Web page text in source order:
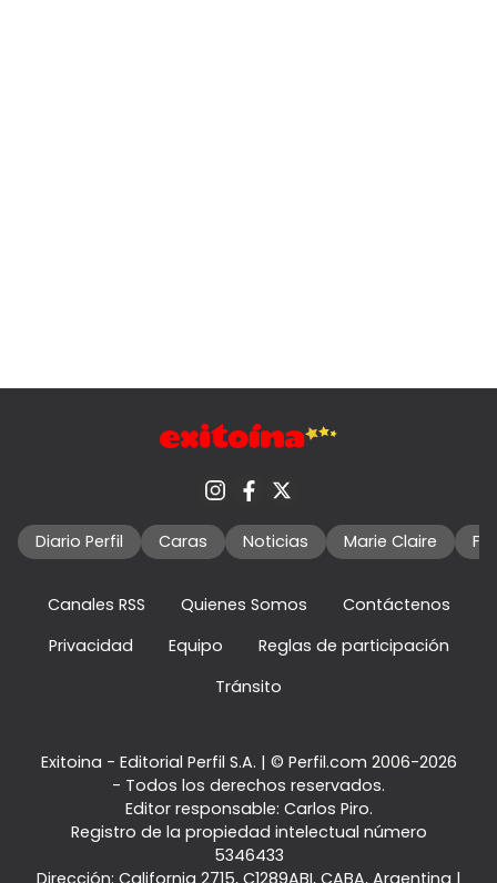
Diario Perfil Caras Noticias Marie Claire
Canales RSS Quienes Somos
Contáctenos
Privacidad
Equipo
Reglas de participación
Tránsito
Exitoina - Editorial Perfil S.A. | © Perfil.com 2006-2026
- Todos los derechos reservados.
Editor responsable: Carlos Piro.
Registro de la propiedad intelectual número
5346433
Dirección: California 2715, C1289ABI, CABA, Argentina |